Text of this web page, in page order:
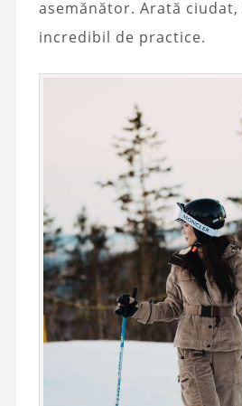
asemănător. Arată
incredibil de practice.